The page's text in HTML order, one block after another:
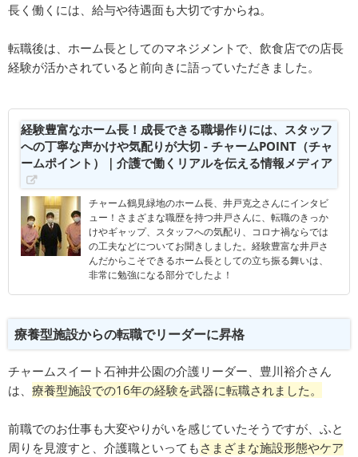
長く働くには、給与や待遇面も大切ですからね。
転職後は、ホーム長としてのマネジメントで、飲食店での店長
経験が活かされていると前向きに語っていただきました。
経験豊富なホーム長！成長できる職場作りには、スタッフ
への丁寧な声かけや気配りが大切 - チャームPOINT（チャ
ームポイント）｜介護で働くリアルを伝える情報メディア
チャーム鶴見緑地のホーム長、井戸克之さんにインタビ
ュー！さまざまな職歴を持つ井戸さんに、転職のきっか
けやギャップ、スタッフへの気配り、コロナ禍ならでは
の工夫などについてお聞きしました。経験豊富な井戸さ
んだからこそできるホーム長としての立ち振る舞いは、
非常に勉強になる部分でしたよ！
療養型施設からの転職でリーダーに昇格
チャームスイート石神井公園の介護リーダー、豊川裕介さん
は、 療養型施設での16年の経験を武器に転職されました。
前職でのお仕事も大変やりがいを感じていたそうですが、ふと
周りを見渡すと、介護職といっても さまざまな施設形態やケア